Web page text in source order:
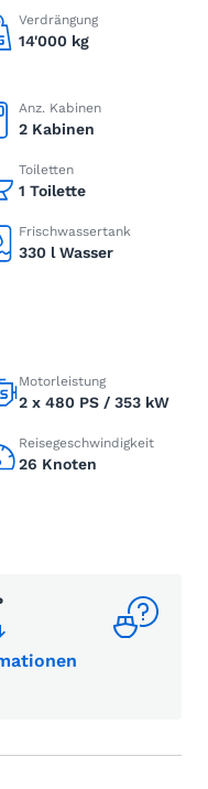
Verdrängung
14'000 kg
Anz. Kabinen
2 Kabinen
Toiletten
1 Toilette
Frischwassertank
330 l Wasser
Motorleistung
2 x 480 PS / 353 kW
Reisegeschwindigkeit
26 Knoten